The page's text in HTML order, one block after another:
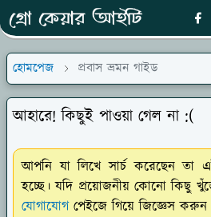
হোমপেজ প্রবাস ভ্রমন গাইড
আহারে! কিছুই পাওয়া গেল না :(
আপনি যা লিখে সার্চ করেছেন তা
হচ্ছে। যদি প্রয়োজনীয় কোনো কিছু
যোগাযোগপেইজে গিয়ে জিজ্ঞেস করুন